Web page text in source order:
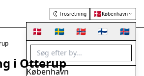
Trosretning 🇩🇰København
🇩🇰 🇸🇪 🇳🇴 🇫🇮 🇮🇸
København
i Otterup